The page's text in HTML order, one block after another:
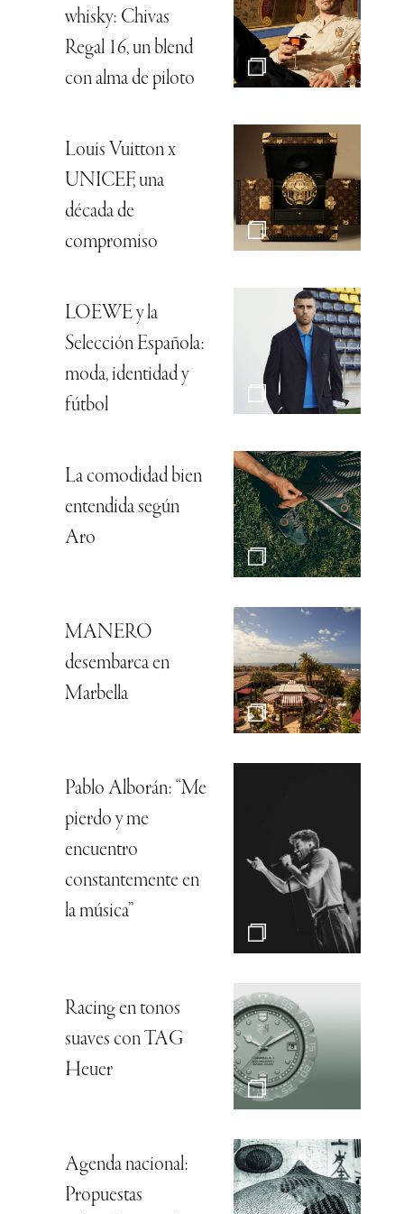
whisky: Chivas
Regal 16, un blend
con alma de piloto
Louis Vuitton x
UNICEF, una
década de
compromiso
LOEWE y la
Selección Española:
moda, identidad y
fútbol
La comodidad bien
entendida según
Aro
MANERO
desembarca en
Marbella
Pablo Alborán: “Me
pierdo y me
encuentro
constantemente en
la música”
Racing en tonos
suaves con TAG
Heuer
Agenda nacional:
Propuestas